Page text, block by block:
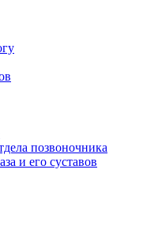
позвоночника
и его суставов